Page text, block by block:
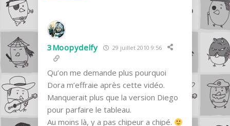
3Moopydelfy 29 juillet 2010 9:56
Qu’on me demande plus pourquoi
Dora m’effraie après cette vidéo.
Manquerait plus que la version Diego
pour parfaire le tableau.
Au moins là, y a pas chipeur a chipé.